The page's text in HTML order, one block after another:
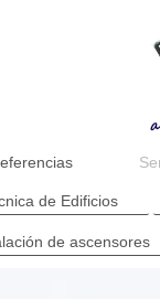
de Edificios
de ascensores